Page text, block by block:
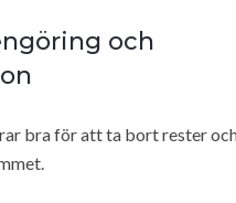
och
bra för att ta bort rester